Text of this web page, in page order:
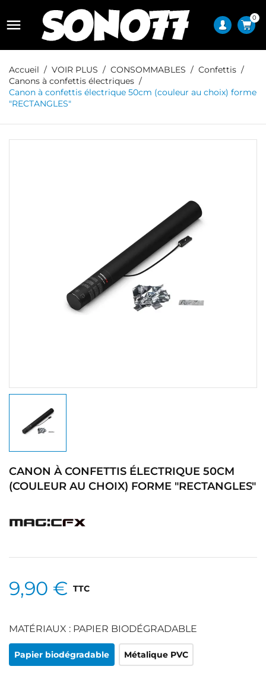
 0
Accueil VOIR PLUS CONSOMMABLES
Confettis
Canons à confettis électriques
Canon à confettis électrique 50cm (couleur au choix) forme
"RECTANGLES"
CANON À CONFETTIS ÉLECTRIQUE 50CM
(COULEUR AU CHOIX) FORME "RECTANGLES"
9,90 € TTC
MATÉRIAUX : PAPIER BIODÉGRADABLE
Papier biodégradable Métalique PVC